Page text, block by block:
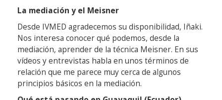
La mediación y el Meisner
Desde IVMED agradecemos su disponibilidad, Iñaki.
Nos interesa conocer qué podemos, desde la
mediación, aprender de la técnica Meisner. En sus
vídeos y entrevistas habla en unos términos de
relación que me parece muy cerca de algunos
principios básicos en la mediación.